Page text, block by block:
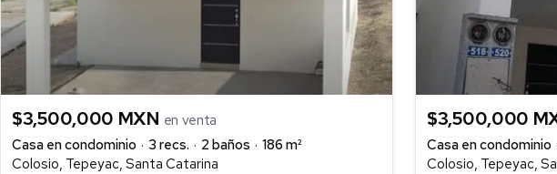
$3,500,000 MXN en venta
Casa en condominio
3 recs. 2 baños
186 m²
Colosio, Tepeyac, Santa Catarina
$3,500,000
Casa en condominio
Colosio, Tepeyac,